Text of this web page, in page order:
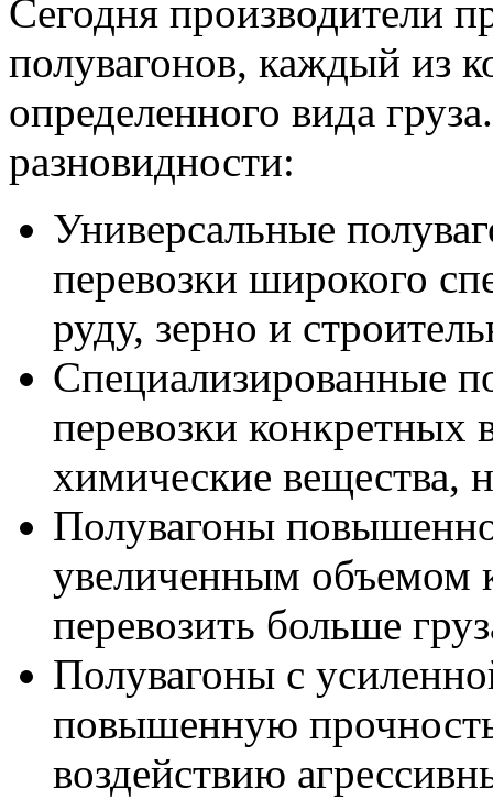
Сегодня производители
полувагонов, каждый из
определенного вида
разновидности:
Универсальные
перевозки широкого
руду, зерно и
Специализированные
перевозки конкретных
химические вещества,
Полувагоны
увеличенным объемом
перевозить больше
Полувагоны с
повышенную
воздействию